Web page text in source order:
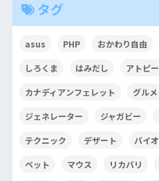
タグ
asus PHP おかわり自由
しろくま はみだし アトピー
カナディアンフェレット グルメ
ジェネレーター ジャガビー
テクニック デザート バイオ
ペット マウス リカバリ